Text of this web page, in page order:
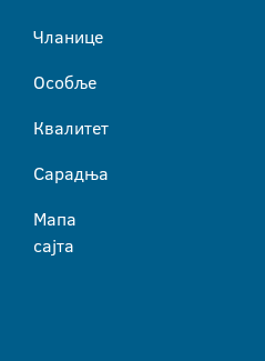
Чланице
Особље
Квалитет
Сарадња
Мапа
сајта